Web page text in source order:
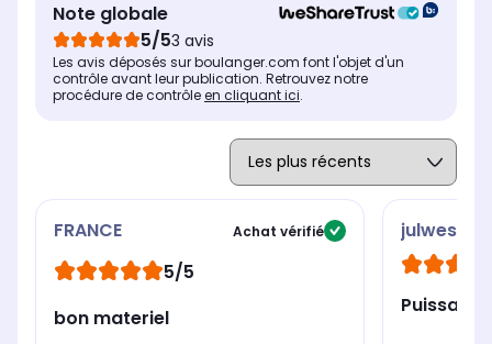
Note globale
5/53 avis
Les avis déposés sur boulanger.com font l'objet d'un
contrôle avant leur publication. Retrouvez notre
procédure de contrôleen cliquant ici.
FRANCE Achat vérifié
5/5
bon materiel
julwest78
Puissant